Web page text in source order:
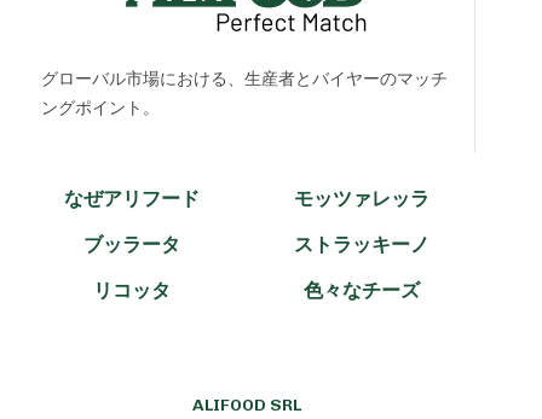
グローバル市場における、生産者とバイヤーのマッチ
ングポイント。
なぜアリフード
モッツァレッラ
ブッラータ
ストラッキーノ
リコッタ
色々なチーズ
ALIFOOD SRL